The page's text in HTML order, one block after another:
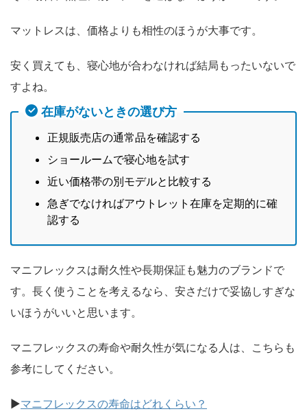
マットレスは、価格よりも相性のほうが大事です。
安く買えても、寝心地が合わなければ結局もったいないで
すよね。
在庫がないときの選び方
正規販売店の通常品を確認する
ショールームで寝心地を試す
近い価格帯の別モデルと比較する
急ぎでなければアウトレット在庫を定期的に確
認する
マニフレックスは耐久性や長期保証も魅力のブランドで
す。長く使うことを考えるなら、安さだけで妥協しすぎな
いほうがいいと思います。
マニフレックスの寿命や耐久性が気になる人は、こちらも
参考にしてください。
▶マニフレックスの寿命はどれくらい？